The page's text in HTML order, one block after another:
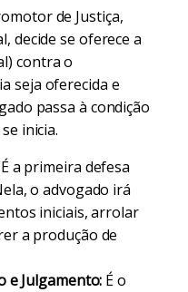
de Justiça,
decide se oferece a
contra o
seja oferecida e
passa à condição
inicia.
É a primeira defesa
o advogado irá
iniciais, arrolar
a produção de
e Julgamento: É o